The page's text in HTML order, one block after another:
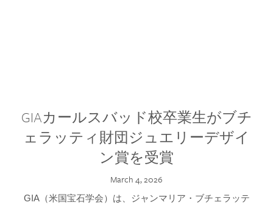
GIAカールスバッド校卒業生がブチ
ェラッティ財団ジュエリーデザイ
ン賞を受賞
March 4, 2026
GIA（米国宝石学会）は、ジャンマリア・ブチェラッテ